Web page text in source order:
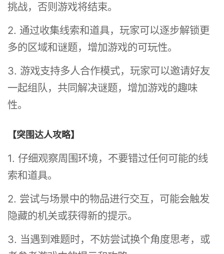
挑战，否则游戏将结束。
2. 通过收集线索和道具，玩家可以逐步解锁更
多的区域和谜题，增加游戏的可玩性。
3. 游戏支持多人合作模式，玩家可以邀请好友
一起组队，共同解决谜题，增加游戏的趣味
性。
【突围达人攻略】
1. 仔细观察周围环境，不要错过任何可能的线
索和道具。
2. 尝试与场景中的物品进行交互，可能会触发
隐藏的机关或获得新的提示。
3. 当遇到难题时，不妨尝试换个角度思考，或